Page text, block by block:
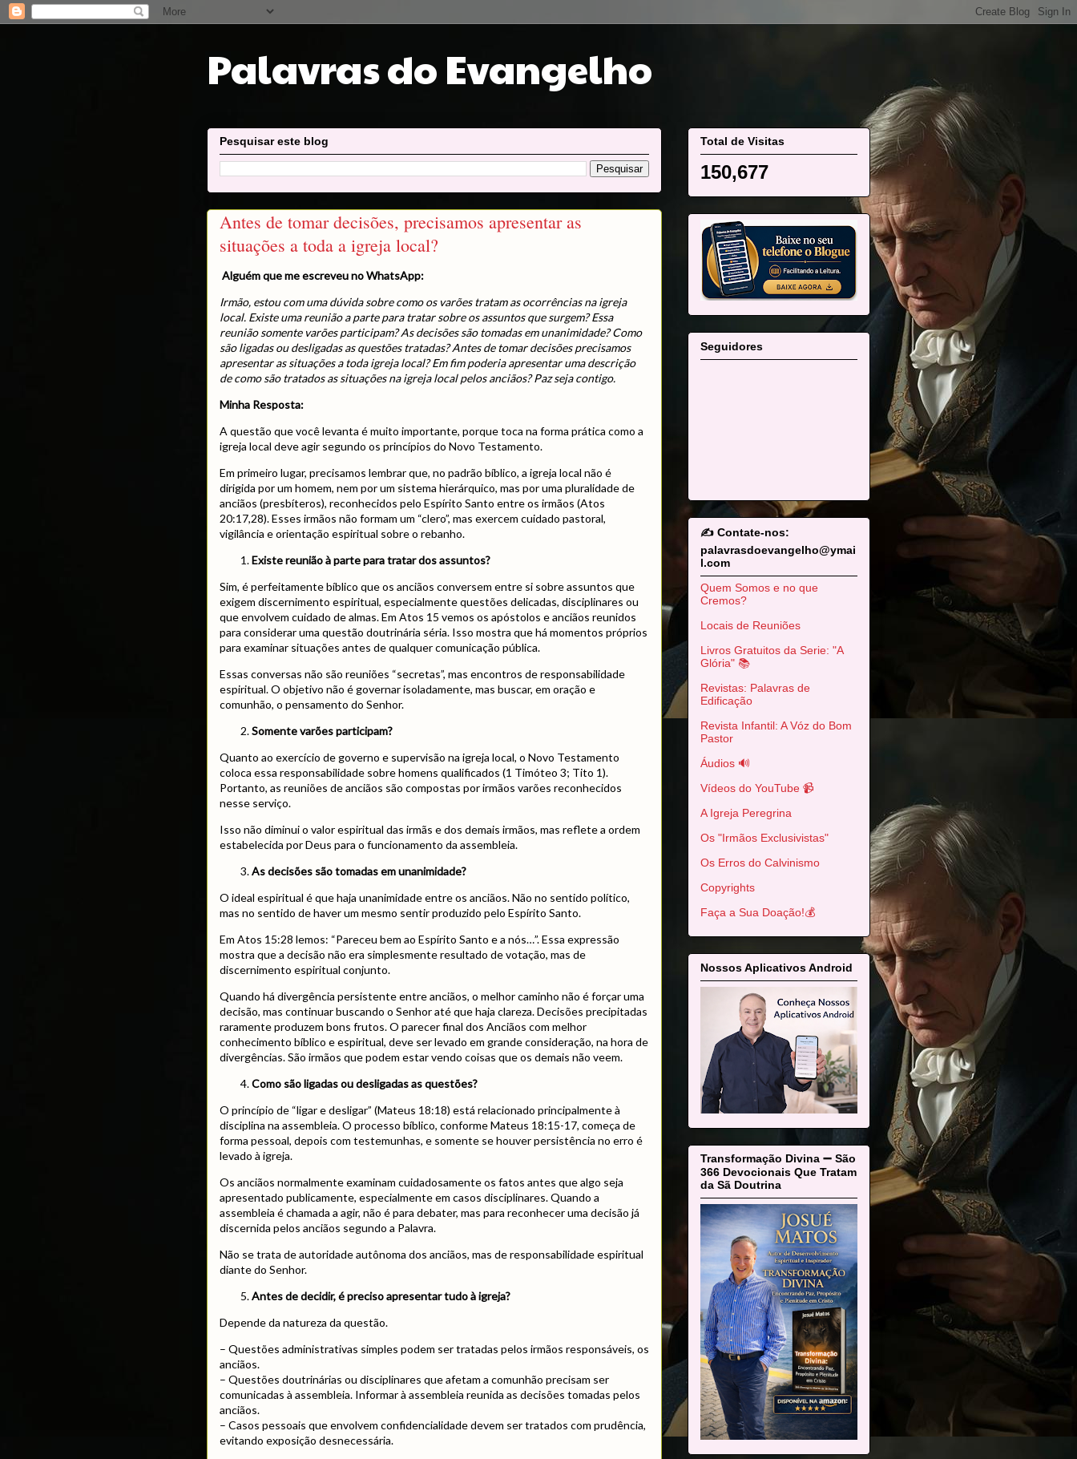
Palavras do Evangelho
Pesquisar este blog
Antes de tomar decisões, precisamos apresentar as
situações a toda a igreja local?
Alguém que me escreveu no WhatsApp:
Irmão, estou com uma dúvida sobre como os varões tratam as ocorrências na igreja
local. Existe uma reunião a parte para tratar sobre os assuntos que surgem? Essa
reunião somente varões participam? As decisões são tomadas em unanimidade? Como
são ligadas ou desligadas as questões tratadas? Antes de tomar decisões precisamos
apresentar as situações a toda igreja local? Em fim poderia apresentar uma descrição
de como são tratados as situações na igreja local pelos anciãos? Paz seja contigo.
Minha Resposta:
A questão que você levanta é muito importante, porque toca na forma prática como a
igreja local deve agir segundo os princípios do Novo Testamento.
Em primeiro lugar, precisamos lembrar que, no padrão bíblico, a igreja local não é
dirigida por um homem, nem por um sistema hierárquico, mas por uma pluralidade de
anciãos (presbíteros), reconhecidos pelo Espírito Santo entre os irmãos (Atos
20:17,28). Esses irmãos não formam um “clero”, mas exercem cuidado pastoral,
vigilância e orientação espiritual sobre o rebanho.
Existe reunião à parte para tratar dos assuntos?
Sim, é perfeitamente bíblico que os anciãos conversem entre si sobre assuntos que
exigem discernimento espiritual, especialmente questões delicadas, disciplinares ou
que envolvem cuidado de almas. Em Atos 15 vemos os apóstolos e anciãos reunidos
para considerar uma questão doutrinária séria. Isso mostra que há momentos próprios
para examinar situações antes de qualquer comunicação pública.
Essas conversas não são reuniões “secretas”, mas encontros de responsabilidade
espiritual. O objetivo não é governar isoladamente, mas buscar, em oração e
comunhão, o pensamento do Senhor.
Somente varões participam?
Quanto ao exercício de governo e supervisão na igreja local, o Novo Testamento
coloca essa responsabilidade sobre homens qualificados (1 Timóteo 3; Tito 1).
Portanto, as reuniões de anciãos são compostas por irmãos varões reconhecidos
nesse serviço.
Isso não diminui o valor espiritual das irmãs e dos demais irmãos, mas reflete a ordem
estabelecida por Deus para o funcionamento da assembleia.
As decisões são tomadas em unanimidade?
O ideal espiritual é que haja unanimidade entre os anciãos. Não no sentido político,
mas no sentido de haver um mesmo sentir produzido pelo Espírito Santo.
Em Atos 15:28 lemos: “Pareceu bem ao Espírito Santo e a nós…”. Essa expressão
mostra que a decisão não era simplesmente resultado de votação, mas de
discernimento espiritual conjunto.
Quando há divergência persistente entre anciãos, o melhor caminho não é forçar uma
decisão, mas continuar buscando o Senhor até que haja clareza. Decisões precipitadas
raramente produzem bons frutos. O parecer final dos Anciãos com melhor
conhecimento bíblico e espiritual, deve ser levado em grande consideração, na hora de
divergências. São irmãos que podem estar vendo coisas que os demais não veem.
Como são ligadas ou desligadas as questões?
O princípio de “ligar e desligar” (Mateus 18:18) está relacionado principalmente à
disciplina na assembleia. O processo bíblico, conforme Mateus 18:15-17, começa de
forma pessoal, depois com testemunhas, e somente se houver persistência no erro é
levado à igreja.
Os anciãos normalmente examinam cuidadosamente os fatos antes que algo seja
apresentado publicamente, especialmente em casos disciplinares. Quando a
assembleia é chamada a agir, não é para debater, mas para reconhecer uma decisão já
discernida pelos anciãos segundo a Palavra.
Não se trata de autoridade autônoma dos anciãos, mas de responsabilidade espiritual
diante do Senhor.
Antes de decidir, é preciso apresentar tudo à igreja?
Depende da natureza da questão.
– Questões administrativas simples podem ser tratadas pelos irmãos responsáveis, os
anciãos.
– Questões doutrinárias ou disciplinares que afetam a comunhão precisam ser
comunicadas à assembleia. Informar à assembleia reunida as decisões tomadas pelos
anciãos.
– Casos pessoais que envolvem confidencialidade devem ser tratados com prudência,
evitando exposição desnecessária.
Total de Visitas
150,677
Seguidores
✍️ Contate-nos:
palavrasdoevangelho@ymai
l.com
Quem Somos e no que
Cremos?
Locais de Reuniões
Livros Gratuitos da Serie: "A
Glória" 📚
Revistas: Palavras de
Edificação
Revista Infantil: A Vóz do Bom
Pastor
Áudios 🔊
Vídeos do YouTube 📹
A Igreja Peregrina
Os "Irmãos Exclusivistas"
Os Erros do Calvinismo
Copyrights
Faça a Sua Doação!💰
Nossos Aplicativos Android
Transformação Divina ➖ São
366 Devocionais Que Tratam
da Sã Doutrina